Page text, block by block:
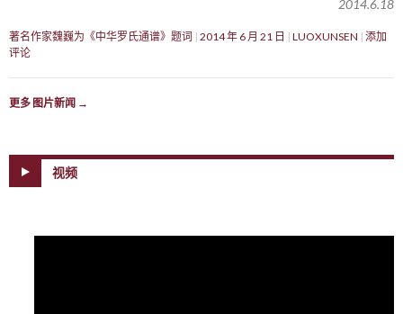
2014.6.18
著名作家魏巍为《中华罗氏通谱》题词 2014 年 6 月 21 日 LUOXUNSEN 添加
评论
更多 图片新闻 →
视频